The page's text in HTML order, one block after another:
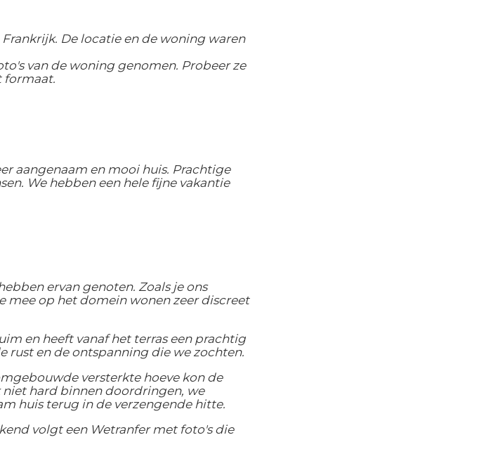
De locatie en de woning waren
van de woning genomen. Probeer ze
formaat.
aangenaam en mooi huis. Prachtige
We hebben een hele fijne vakantie
ervan genoten. Zoals je ons
mee op het domein wonen zeer discreet
en heeft vanaf het terras een prachtig
rust en de ontspanning die we zochten.
versterkte hoeve kon de
hard binnen doordringen, we
huis terug in de verzengende hitte.
volgt een Wetranfer met foto's die